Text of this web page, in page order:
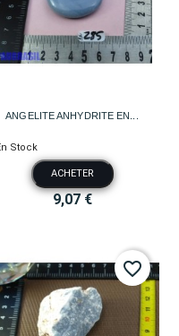
ANGELITE ANHYDRITE EN...
Stock
ACHETER
9,07 €
favorite_border